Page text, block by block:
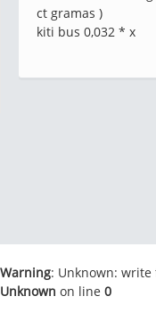
ct gramas )
kiti bus 0,032 * x
Warning: Unknown: write
Unknown on line 0